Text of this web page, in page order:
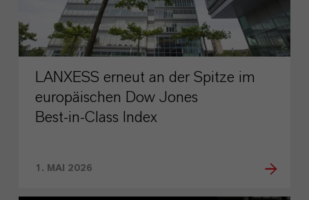
LANXESS erneut an der Spitze im
europäischen Dow Jones
Best‑in‑Class Index
1. MAI 2026